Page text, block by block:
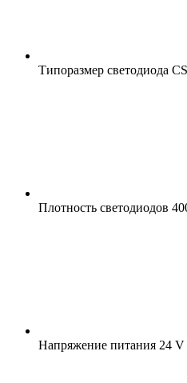
Типоразмер светодиода
Плотность светодиодов
Напряжение питания 24 V